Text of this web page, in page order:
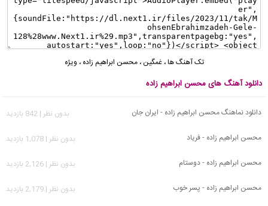
تک آهنگ ها،غمگین ،محسن ابراهیم زاده ، ویژه
دانلود آهنگ های محسن ابراهیم زاده
دانلود نماهنگ محسن ابراهیم زاده - ایران جان
بدون نظر | 842 بازدید
محسن ابراهیم زاده - فریاد
بدون نظر | 1,078 بازدید
محسن ابراهیم زاده - دوستام
بدون نظر | 2,126 بازدید
محسن ابراهیم زاده - پسر خوب
بدون نظر | 2,179 بازدید